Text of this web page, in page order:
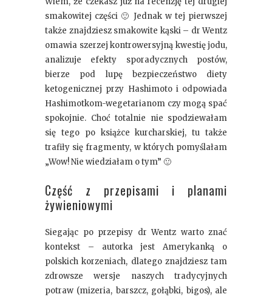
smakowitej części 🙂 Jednak w tej pierwszej
także znajdziesz smakowite kąski – dr Wentz
omawia szerzej kontrowersyjną kwestię jodu,
analizuje efekty sporadycznych postów,
bierze pod lupę bezpieczeństwo diety
ketogenicznej przy Hashimoto i odpowiada
Hashimotkom-wegetarianom czy mogą spać
spokojnie. Choć totalnie nie spodziewałam
się tego po książce kurcharskiej, tu także
trafiły się fragmenty, w których pomyślałam
„Wow! Nie wiedziałam o tym” 🙂
Część z przepisami i planami
żywieniowymi
Siegając po przepisy dr Wentz warto znać
kontekst – autorka jest Amerykanką o
polskich korzeniach, dlatego znajdziesz tam
zdrowsze wersje naszych tradycyjnych
potraw (mizeria, barszcz, gołąbki, bigos), ale